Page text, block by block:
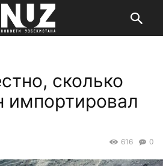
сколько
импортировал
0
616